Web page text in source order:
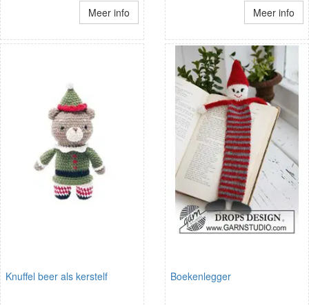
Meer info Meer info
Knuffel beer als kerstelf Boekenlegger